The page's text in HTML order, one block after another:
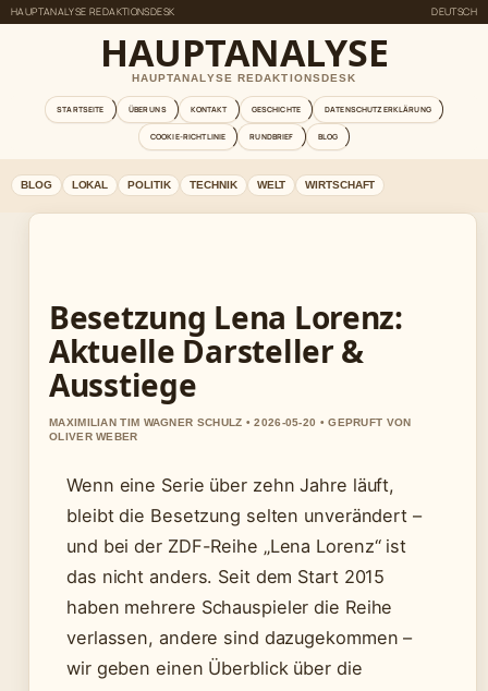
HAUPTANALYSE REDAKTIONSDESK DEUTSCH
HAUPTANALYSE
HAUPTANALYSE REDAKTIONSDESK
STARTSEITE ÜBER UNS KONTAKT GESCHICHTE DATENSCHUTZERKLÄRUNG
COOKIE-RICHTLINIE RUNDBRIEF BLOG
BLOG LOKAL POLITIK TECHNIK WELT WIRTSCHAFT
Besetzung Lena Lorenz:
Aktuelle Darsteller &
Ausstiege
MAXIMILIAN TIM WAGNER SCHULZ • 2026-05-20 • GEPRUFT VON
OLIVER WEBER
Wenn eine Serie über zehn Jahre läuft,
bleibt die Besetzung selten unverändert –
und bei der ZDF-Reihe „Lena Lorenz“ ist
das nicht anders. Seit dem Start 2015
haben mehrere Schauspieler die Reihe
verlassen, andere sind dazugekommen –
wir geben einen Überblick über die